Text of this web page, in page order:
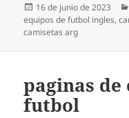
Publicado
el
16 de junio de 2023
equipos de futbol ingles,
camisetas arg
paginas de
futbol